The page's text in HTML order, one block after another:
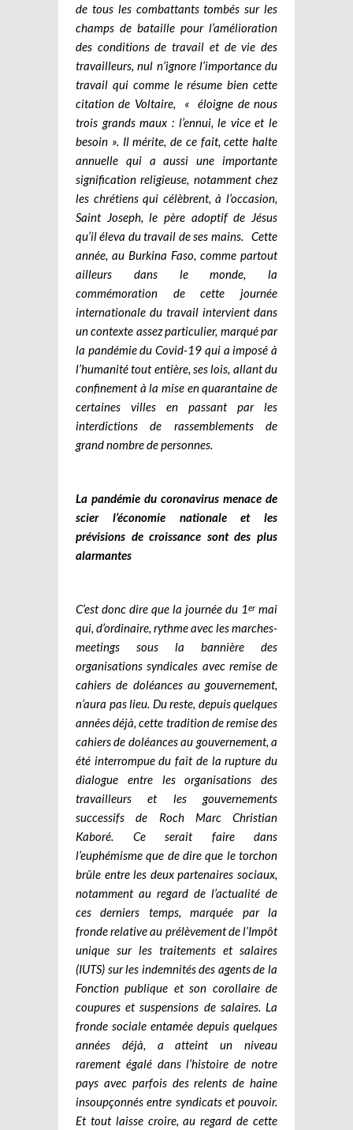
de tous les combattants tombés sur les
champs de bataille pour l’amélioration
des conditions de travail et de vie des
travailleurs, nul n’ignore l’importance du
travail qui comme le résume bien cette
citation de Voltaire, « éloigne de nous
trois grands maux : l’ennui, le vice et le
besoin ». Il mérite, de ce fait, cette halte
annuelle qui a aussi une importante
signification religieuse, notamment chez
les chrétiens qui célèbrent, à l’occasion,
Saint Joseph, le père adoptif de Jésus
qu’il éleva du travail de ses mains. Cette
année, au Burkina Faso, comme partout
ailleurs dans le monde, la
commémoration de cette journée
internationale du travail intervient dans
un contexte assez particulier, marqué par
la pandémie du Covid-19 qui a imposé à
l’humanité tout entière, ses lois, allant du
confinement à la mise en quarantaine de
certaines villes en passant par les
interdictions de rassemblements de
grand nombre de personnes.
La pandémie du coronavirus menace de
scier l’économie nationale et les
prévisions de croissance sont des plus
alarmantes
C’est donc dire que la journée du 1er mai
qui, d’ordinaire, rythme avec les marches-
meetings sous la bannière des
organisations syndicales avec remise de
cahiers de doléances au gouvernement,
n’aura pas lieu. Du reste, depuis quelques
années déjà, cette tradition de remise des
cahiers de doléances au gouvernement, a
été interrompue du fait de la rupture du
dialogue entre les organisations des
travailleurs et les gouvernements
successifs de Roch Marc Christian
Kaboré. Ce serait faire dans
l’euphémisme que de dire que le torchon
brûle entre les deux partenaires sociaux,
notamment au regard de l’actualité de
ces derniers temps, marquée par la
fronde relative au prélèvement de l’Impôt
unique sur les traitements et salaires
(IUTS) sur les indemnités des agents de la
Fonction publique et son corollaire de
coupures et suspensions de salaires. La
fronde sociale entamée depuis quelques
années déjà, a atteint un niveau
rarement égalé dans l’histoire de notre
pays avec parfois des relents de haine
insoupçonnés entre syndicats et pouvoir.
Et tout laisse croire, au regard de cette